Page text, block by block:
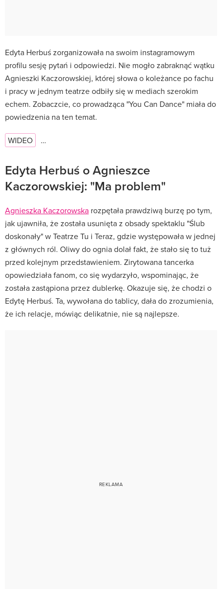
Edyta Herbuś zorganizowała na swoim instagramowym
profilu sesję pytań i odpowiedzi. Nie mogło zabraknąć wątku
Agnieszki Kaczorowskiej, której słowa o koleżance po fachu
i pracy w jednym teatrze odbiły się w mediach szerokim
echem. Zobaczcie, co prowadząca "You Can Dance" miała do
powiedzenia na ten temat.
WIDEO …
Edyta Herbuś o Agnieszce
Kaczorowskiej: "Ma problem"
Agnieszka Kaczorowska rozpętała prawdziwą burzę po tym,
jak ujawniła, że została usunięta z obsady spektaklu "Ślub
doskonały" w Teatrze Tu i Teraz, gdzie występowała w jednej
z głównych ról. Oliwy do ognia dolał fakt, że stało się to tuż
przed kolejnym przedstawieniem. Zirytowana tancerka
opowiedziała fanom, co się wydarzyło, wspominając, że
została zastąpiona przez dublerkę. Okazuje się, że chodzi o
Edytę Herbuś. Ta, wywołana do tablicy, dała do zrozumienia,
że ich relacje, mówiąc delikatnie, nie są najlepsze.